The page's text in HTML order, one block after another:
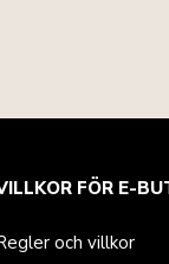
FÖR E-
och villkor